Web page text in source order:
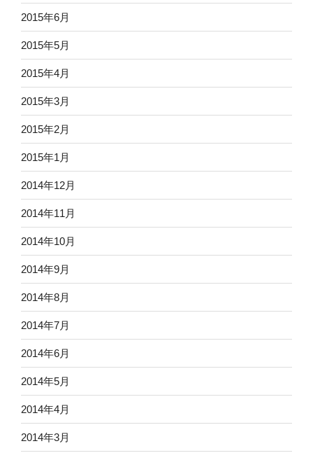
2015年6月
2015年5月
2015年4月
2015年3月
2015年2月
2015年1月
2014年12月
2014年11月
2014年10月
2014年9月
2014年8月
2014年7月
2014年6月
2014年5月
2014年4月
2014年3月